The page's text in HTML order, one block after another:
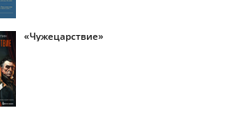
«Чужецарствие»